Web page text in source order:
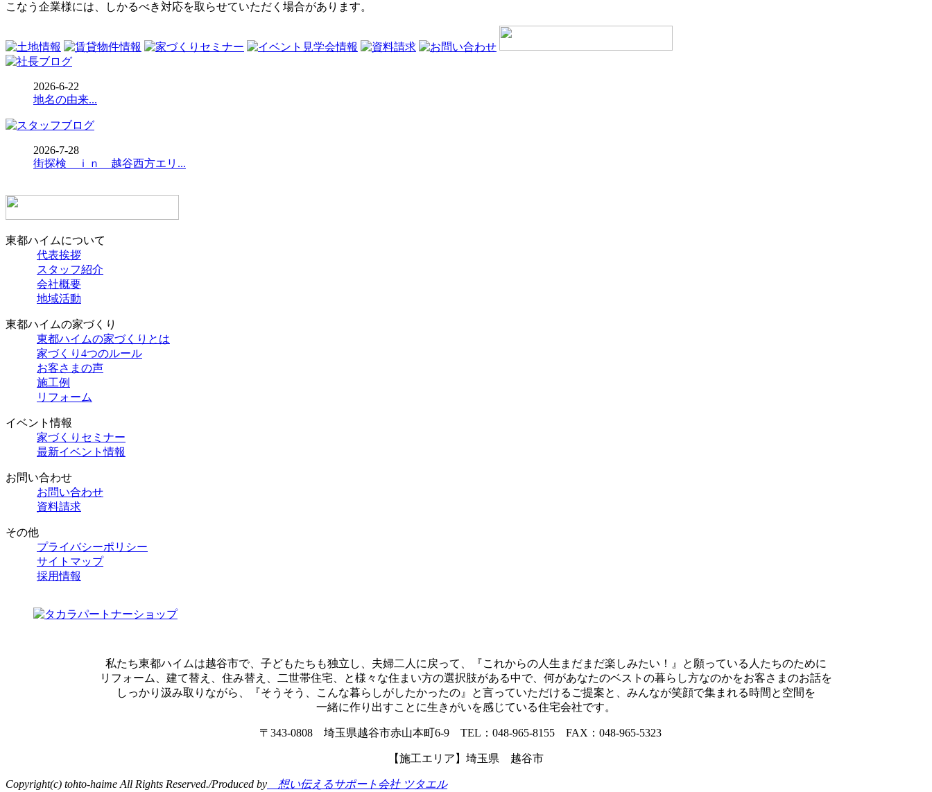
こなう企業様には、しかるべき対応を取らせていただく場合があります。
2026-6-22
地名の由来...
2026-7-28
街探検 ｉｎ 越谷西方エリ...
東都ハイムについて
代表挨拶
スタッフ紹介
会社概要
地域活動
東都ハイムの家づくり
東都ハイムの家づくりとは
家づくり4つのルール
お客さまの声
施工例
リフォーム
イベント情報
家づくりセミナー
最新イベント情報
お問い合わせ
お問い合わせ
資料請求
その他
プライバシーポリシー
サイトマップ
採用情報
私たち東都ハイムは越谷市で、子どもたちも独立し、夫婦二人に戻って、『これからの人生まだまだ楽しみたい！』と願っている人たちのために
リフォーム、建て替え、住み替え、二世帯住宅、と様々な住まい方の選択肢がある中で、何があなたのベストの暮らし方なのかをお客さまのお話を
しっかり汲み取りながら、『そうそう、こんな暮らしがしたかったの』と言っていただけるご提案と、みんなが笑顔で集まれる時間と空間を
一緒に作り出すことに生きがいを感じている住宅会社です。
〒343-0808 埼玉県越谷市赤山本町6-9 TEL：048-965-8155 FAX：048-965-5323
【施工エリア】埼玉県 越谷市
Copyright(c) tohto-haime All Rights Reserved./Produced by 想い伝えるサポート会社 ツタエル